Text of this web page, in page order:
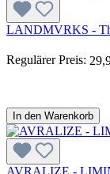
LANDMVRKS -
Regulärer Preis:
In den Warenkorb
AVRALIZE -